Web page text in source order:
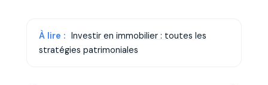
À lire : Investir en immobilier : toutes les
stratégies patrimoniales